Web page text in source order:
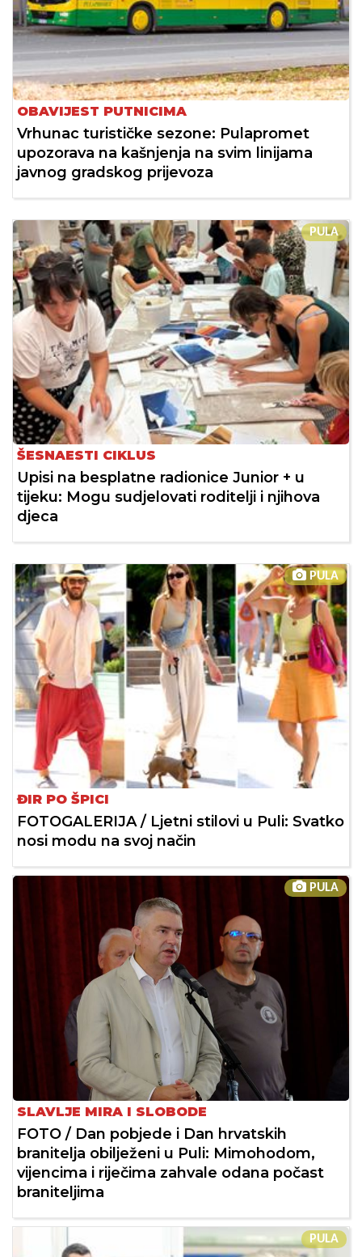
OBAVIJEST PUTNICIMA
Vrhunac turističke sezone: Pulapromet
upozorava na kašnjenja na svim linijama
javnog gradskog prijevoza
PULA
ŠESNAESTI CIKLUS
Upisi na besplatne radionice Junior + u
tijeku: Mogu sudjelovati roditelji i njihova
djeca
PULA
ĐIR PO ŠPICI
FOTOGALERIJA / Ljetni stilovi u Puli: Svatko
nosi modu na svoj način
PULA
SLAVLJE MIRA I SLOBODE
FOTO / Dan pobjede i Dan hrvatskih
branitelja obilježeni u Puli: Mimohodom,
vijencima i riječima zahvale odana počast
braniteljima
PULA